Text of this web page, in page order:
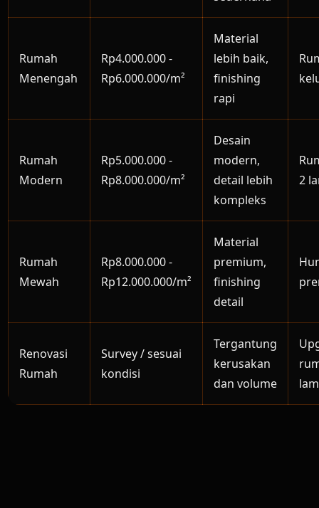
Rumah
Menengah
Rp4.000.000 -
Rp6.000.000/m²
Material
lebih baik,
finishing
rapi
Rumah
Modern
Rp5.000.000 -
Rp8.000.000/m²
Desain
modern,
detail lebih
kompleks
2
Rumah
Mewah
Rp8.000.000 -
Rp12.000.000/m²
Material
premium,
finishing
detail
Renovasi
Rumah
Survey / sesuai
kondisi
Tergantung
kerusakan
dan volume